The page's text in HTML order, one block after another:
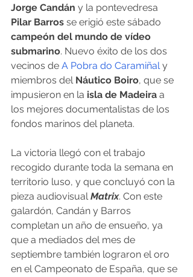
Jorge Candán y la pontevedresa
Pilar Barros se erigió este sábado
campeón del mundo de vídeo
submarino. Nuevo éxito de los dos
vecinos de A Pobra do Caramiñal y
miembros del Náutico Boiro, que se
impusieron en la isla de Madeira a
los mejores documentalistas de los
fondos marinos del planeta.
La victoria llegó con el trabajo
recogido durante toda la semana en
territorio luso, y que concluyó con la
pieza audiovisual Matrix. Con este
galardón, Candán y Barros
completan un año de ensueño, ya
que a mediados del mes de
septiembre también lograron el oro
en el Campeonato de España, que se